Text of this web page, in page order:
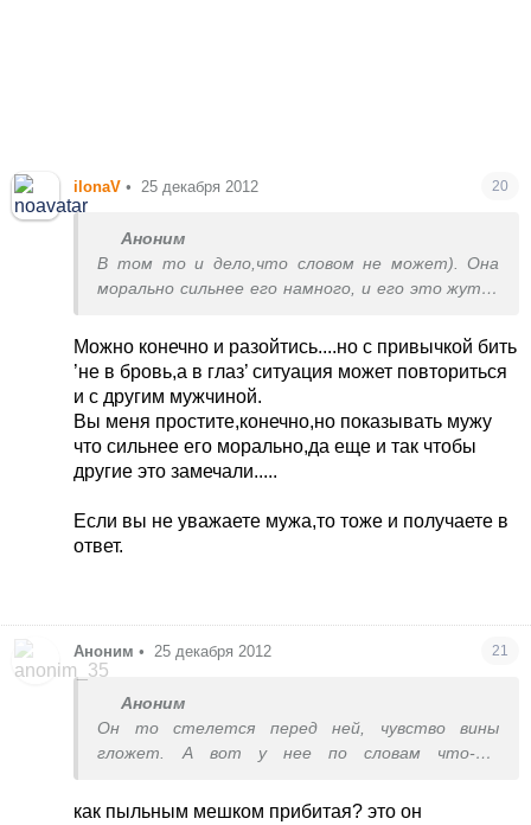
ilonaV • 25 декабря 2012 20
Аноним
В том то и дело,что словом не может). Она
морально сильнее его намного, и его это жутко
словом попадает не в бровь ,а в глаз,как
говорится. А он в большинстве своем - молчун,
вот и ’выговорился’.
Можно конечно и разойтись....но с привычкой бить
’не в бровь,а в глаз’ ситуация может повториться
и с другим мужчиной.
Вы меня простите,конечно,но показывать мужу
что сильнее его морально,да еще и так чтобы
другие это замечали.....
Если вы не уважаете мужа,то тоже и получаете в
ответ.
Аноним • 25 декабря 2012 21
Аноним
Он то стелется перед ней, чувство вины
гложет. А вот у нее по словам что-то
как пыльным мешком прибитая? это он